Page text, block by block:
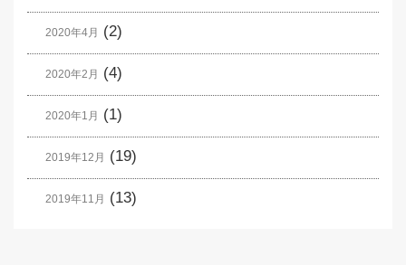
2020年4月 (2)
2020年2月 (4)
2020年1月 (1)
2019年12月 (19)
2019年11月 (13)